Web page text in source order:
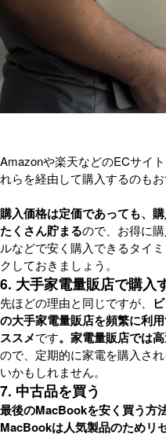
Amazonや楽天などのECサイ
れらを経由して購入するのもお
購入価格は定価であっても、
たくさん貯まるので、お得に
ルなどで安く購入できるタイ
クしておきましょう。
6. 大手家電量販店で購入
先ほどの理由と同じですが、
の大手家電量販店を頻繁に利
ススメです。家電量販店では
ので、定期的に家電を購入さ
いかもしれません。
7. 中古品を買う
最後のMacBookを安く買う方
MacBookは人気製品のためリ